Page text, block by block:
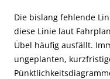
Die bislang fehlende
diese Linie laut
Übel häufig ausfällt.
ungeplanten,